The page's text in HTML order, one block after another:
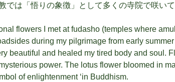
では「悟りの象徴」として多くの寺院で咲いて
flowers I met at fudasho (temples where
during my pilgrimage from early
beautiful and healed my tired body and soul.
power. The lotus flower bloomed in
of enlightenment ‘in Buddhism.